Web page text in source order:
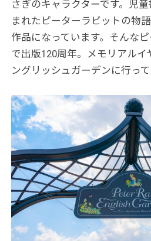
さぎのキャラクターです。児
まれたピーターラビットの物
作品になっています。そんな
で出版120周年。メモリアルイ
ングリッシュガーデンに行って